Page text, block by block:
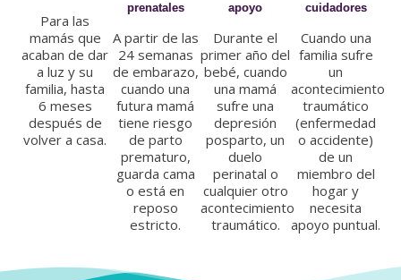
Para las
mamás que
acaban de dar
a luz y su
familia, hasta
6 meses
después de
volver a casa.
prenatales
A partir de las
24 semanas
de embarazo,
cuando una
futura mamá
tiene riesgo
de parto
prematuro,
guarda cama
o está en
reposo
estricto.
apoyo
Durante el
primer año del
bebé, cuando
una mamá
sufre una
depresión
posparto, un
duelo
perinatal o
cualquier otro
acontecimiento
traumático.
cuidadores
Cuando una
familia sufre
un
acontecimiento
traumático
(enfermedad
o accidente)
de un
miembro del
hogar y
necesita
apoyo puntual.